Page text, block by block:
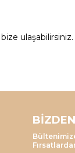
ulaşabilirsiniz.